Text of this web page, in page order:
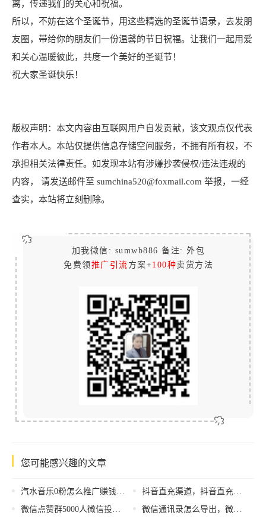
离，传递我们的关心和祝福。
所以，不妨在这个圣诞节，用这些精选的圣诞节语录，去发朋
友圈，带给你的朋友们一份温馨的节日祝福。让我们一起用爱
和关心温暖彼此，共度一个美好的圣诞节！
祝大家圣诞快乐！
版权声明：本文内容由互联网用户自发贡献，该文观点仅代表
作者本人。本站仅提供信息存储空间服务，不拥有所有权，不
承担相关法律责任。如发现本站有涉嫌抄袭侵权/违法违规的
内容， 请发送邮件至 sumchina520@foxmail.com 举报，一经
查实，本站将立刻删除。
加我微信: sumwb886 备注: 外包
免费领 推广引流 方案+100种卖货方法
您可能感兴趣的文章
汽水音乐0粉怎么推广赚钱，音乐赚钱方法分享？
微信点赞群5000人微信投票，打字赚钱平台_学生一单一结？
抖音直充渠道，抖音直充渠道有哪些？
微信通讯录怎么导出，微信通讯录导出方法？